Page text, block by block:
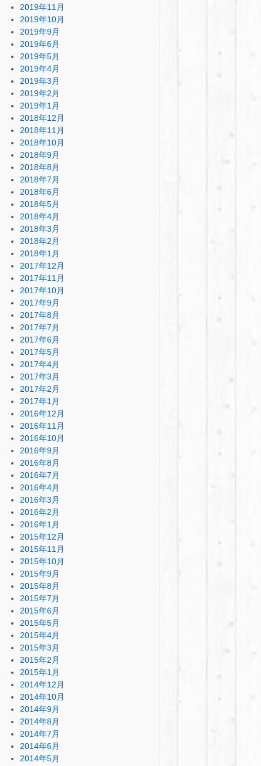
2019年11月
2019年10月
2019年9月
2019年6月
2019年5月
2019年4月
2019年3月
2019年2月
2019年1月
2018年12月
2018年11月
2018年10月
2018年9月
2018年8月
2018年7月
2018年6月
2018年5月
2018年4月
2018年3月
2018年2月
2018年1月
2017年12月
2017年11月
2017年10月
2017年9月
2017年8月
2017年7月
2017年6月
2017年5月
2017年4月
2017年3月
2017年2月
2017年1月
2016年12月
2016年11月
2016年10月
2016年9月
2016年8月
2016年7月
2016年4月
2016年3月
2016年2月
2016年1月
2015年12月
2015年11月
2015年10月
2015年9月
2015年8月
2015年7月
2015年6月
2015年5月
2015年4月
2015年3月
2015年2月
2015年1月
2014年12月
2014年10月
2014年9月
2014年8月
2014年7月
2014年6月
2014年5月